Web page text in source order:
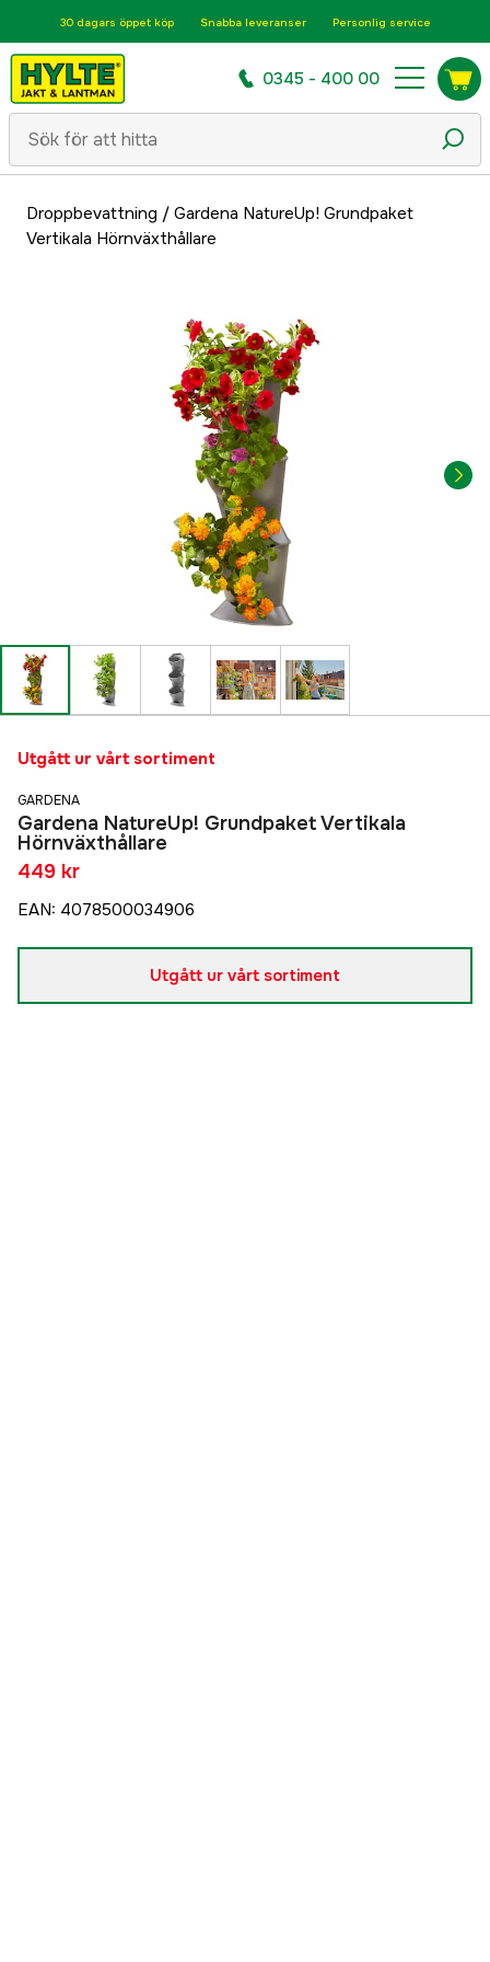
30 dagars öppet köp Snabba leveranser Personlig service
0345 - 400 00
Droppbevattning / Gardena NatureUp! Grundpaket
Vertikala Hörnväxthållare
Utgått ur vårt sortiment
GARDENA
Gardena NatureUp! Grundpaket Vertikala
Hörnväxthållare
449 kr
EAN: 4078500034906
Utgått ur vårt sortiment